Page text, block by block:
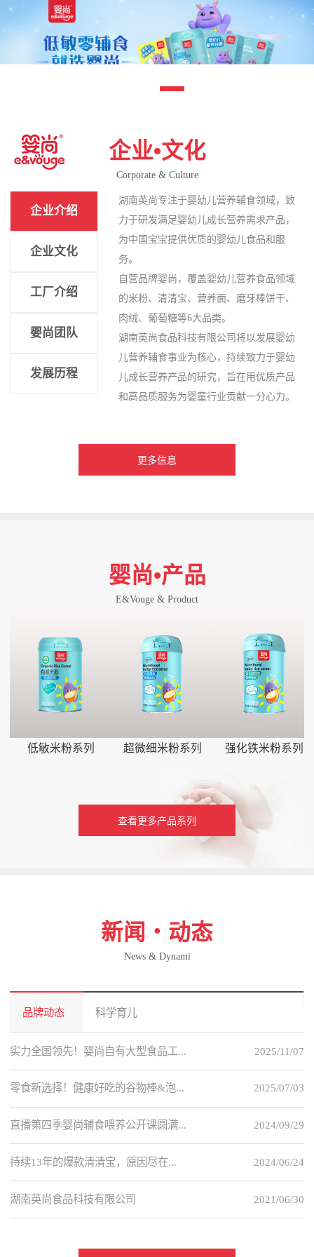
企业•文化
Corporate & Culture
企业介绍
企业文化
工厂介绍
婴尚团队
发展历程
湖南英尚专注于婴幼儿营养辅食领域，致
力于研发满足婴幼儿成长营养需求产品，
为中国宝宝提供优质的婴幼儿食品和服
务。
自营品牌婴尚，覆盖婴幼儿营养食品领域
的米粉、清清宝、营养面、磨牙棒饼干、
肉绒、葡萄糖等6大品类。
湖南英尚食品科技有限公司将以发展婴幼
儿营养辅食事业为核心，持续致力于婴幼
儿成长营养产品的研究，旨在用优质产品
和高品质服务为婴童行业贡献一分心力。
更多信息
婴尚•产品
E&Vouge & Product
低敏米粉系列 超微细米粉系列 强化铁米粉系列
查看更多产品系列
新闻・动态
News & Dynami
品牌动态 科学育儿
2025/11/07
实力全国领先！婴尚自有大型食品工...
2025/07/03
零食新选择！健康好吃的谷物棒&泡...
2024/09/29
直播第四季婴尚辅食喂养公开课圆满...
2024/06/24
持续13年的爆款清清宝，原因尽在...
2021/06/30
湖南英尚食品科技有限公司